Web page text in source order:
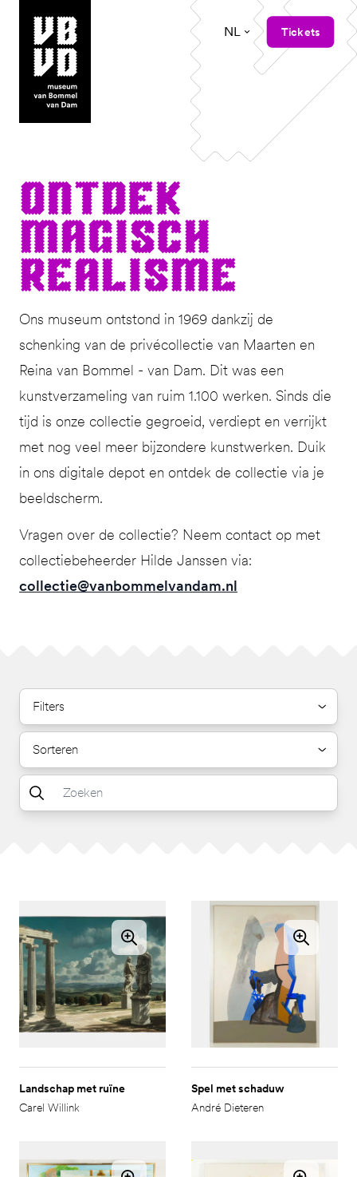
museum van Bommel van Dam
NL Tickets
Ont­dek
magisch
realisme
Ons museum ontstond in 1969 dankzij de
schenking van de privécollectie van Maarten en
Reina van Bommel - van Dam. Dit was een
kunstverzameling van ruim 1.100 werken. Sinds die
tijd is onze collectie gegroeid, verdiept en verrijkt
met nog veel meer bijzondere kunstwerken. Duik
in ons digitale depot en ontdek de collectie via je
beeldscherm.
Vragen over de collectie? Neem contact op met
collectiebeheerder Hilde Janssen via:
collectie@vanbommelvandam.nl
Filters
Sorteren
Landschap met ruïne
Carel Willink
Spel met schaduw
André Dieteren